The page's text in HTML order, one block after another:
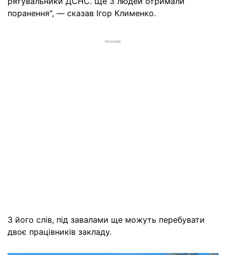
поранення", — сказав Ігор Клименко.
РЕКЛАМА
З його слів, під завалами ще можуть перебувати
двоє працівників закладу.